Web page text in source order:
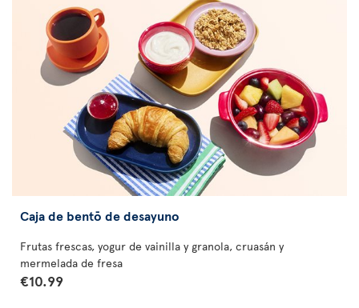
Caja de bentō de desayuno
Frutas frescas, yogur de vainilla y granola, cruasán y
mermelada de fresa
€10.99